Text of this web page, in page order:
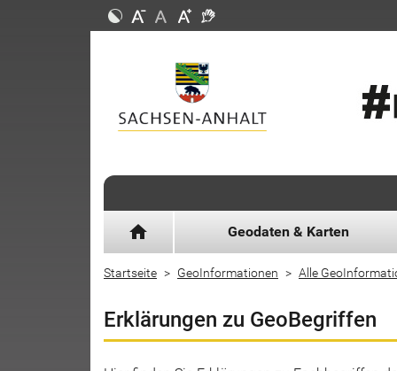
home Geodaten & Karten
Startseite GeoInformationen Alle
Erklärungen zu GeoBegriffen